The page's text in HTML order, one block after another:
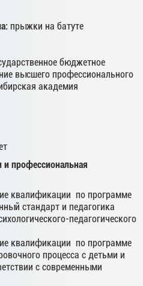
прыжки на батуте
бюджетное
высшего профессионального
академия
профессиональная
квалификации по программе
стандарт и педагогика
педагогического
квалификации по программе
процесса с детьми и
с современными